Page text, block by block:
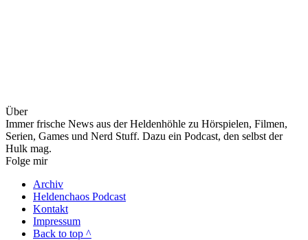
Über
Immer frische News aus der Heldenhöhle zu Hörspielen, Filmen,
Serien, Games und Nerd Stuff. Dazu ein Podcast, den selbst der
Hulk mag.
Folge mir
Archiv
Heldenchaos Podcast
Kontakt
Impressum
Back to top ^